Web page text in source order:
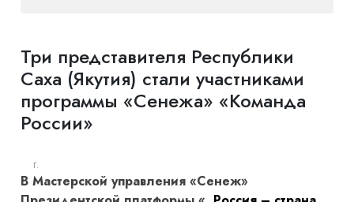
Три представителя Республики
Саха (Якутия) стали участниками
программы «Сенежа» «Команда
России»
г.
В Мастерской управления «Сенеж»